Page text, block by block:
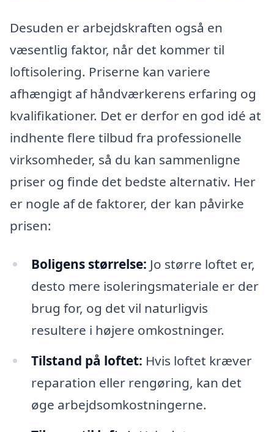
Desuden er arbejdskraften også en
væsentlig faktor, når det kommer til
loftisolering. Priserne kan variere
afhængigt af håndværkerens erfaring og
kvalifikationer. Det er derfor en god idé at
indhente flere tilbud fra professionelle
virksomheder, så du kan sammenligne
priser og finde det bedste alternativ. Her
er nogle af de faktorer, der kan påvirke
prisen:
Boligens størrelse: Jo større loftet er,
desto mere isoleringsmateriale er der
brug for, og det vil naturligvis
resultere i højere omkostninger.
Tilstand på loftet: Hvis loftet kræver
reparation eller rengøring, kan det
øge arbejdsomkostningerne.